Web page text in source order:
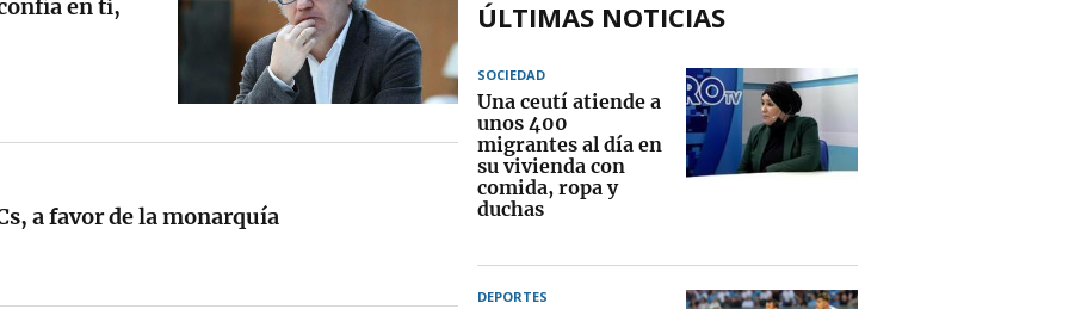
en ti,
a favor de la monarquía
ÚLTIMAS NOTICIAS
SOCIEDAD
Una ceutí atiende a
unos 400
migrantes al día en
su vivienda con
comida, ropa y
duchas
DEPORTES